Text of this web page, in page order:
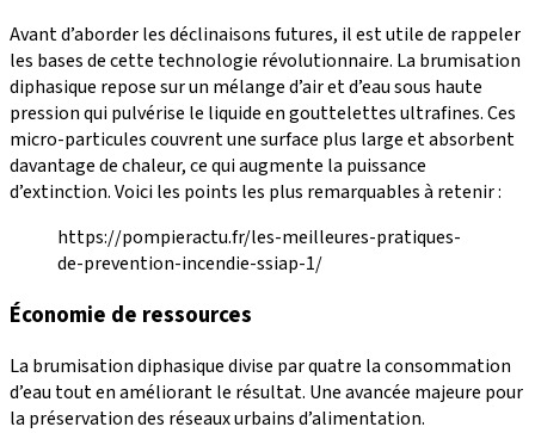
Avant d’aborder les déclinaisons futures, il est utile de rappeler
les bases de cette technologie révolutionnaire. La brumisation
diphasique repose sur un mélange d’air et d’eau sous haute
pression qui pulvérise le liquide en gouttelettes ultrafines. Ces
micro-particules couvrent une surface plus large et absorbent
davantage de chaleur, ce qui augmente la puissance
d’extinction. Voici les points les plus remarquables à retenir :
https://pompieractu.fr/les-meilleures-pratiques-
de-prevention-incendie-ssiap-1/
Économie de ressources
La brumisation diphasique divise par quatre la consommation
d’eau tout en améliorant le résultat. Une avancée majeure pour
la préservation des réseaux urbains d’alimentation.